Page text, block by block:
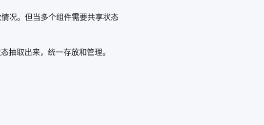
况。但当多个组件需要共享状态
抽取出来，统一存放和管理。